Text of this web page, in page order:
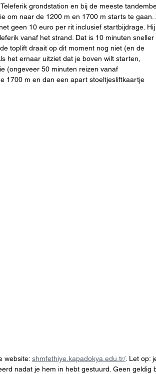
grondstation en bij de meeste
om naar de 1200 m en 1700 m starts te gaan.
geen 10 euro per rit inclusief startbijdrage.
vanaf het strand. Dat is 10 minuten
toplift draait op dit moment nog niet (en de
het ernaar uitziet dat je boven wilt starten,
(ongeveer 50 minuten reizen vanaf
1700 m en dan een apart stoeltjesliftkaartje
website: shmfethiye.kapadokya.edu.tr/ . Let op:
nadat je hem in hebt gestuurd. Geen geldig